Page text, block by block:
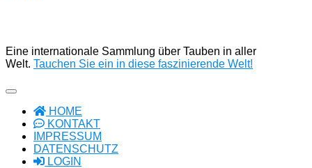
Eine internationale Sammlung über Tauben in aller
Welt. Tauchen Sie ein in diese faszinierende Welt!
HOME
KONTAKT
IMPRESSUM
DATENSCHUTZ
LOGIN